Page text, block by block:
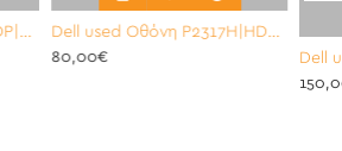
Dell used Οθόνη P2317H|HDMI,DISPLAYPORT,VGA|23|FULLHD|IPS LED|
80,00€
150,00€